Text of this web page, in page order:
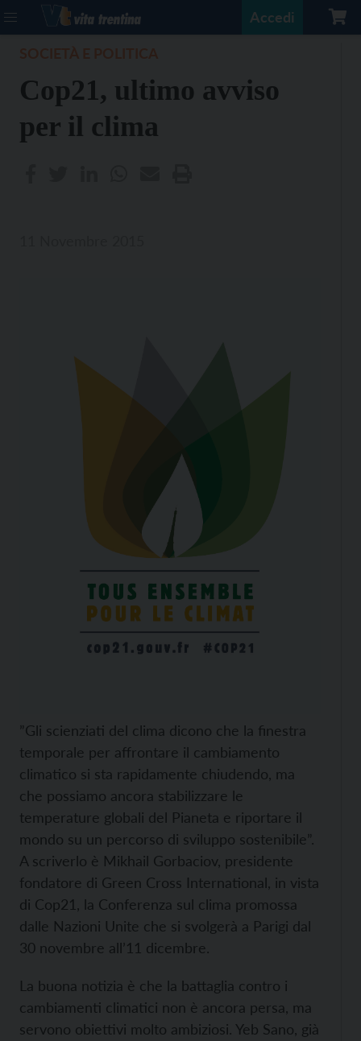
Accedi
Cop21, ultimo avviso
per il clima
”Gli scienziati del clima dicono che la finestra
temporale per affrontare il cambiamento
climatico si sta rapidamente chiudendo, ma
che possiamo ancora stabilizzare le
temperature globali del Pianeta e riportare il
mondo su un percorso di sviluppo sostenibile”.
A scriverlo è Mikhail Gorbaciov, presidente
fondatore di Green Cross International, in vista
di Cop21, la Conferenza sul clima promossa
dalle Nazioni Unite che si svolgerà a Parigi dal
30 novembre all’11 dicembre.
La buona notizia è che la battaglia contro i
cambiamenti climatici non è ancora persa, ma
servono obiettivi molto ambiziosi. Yeb Sano, già